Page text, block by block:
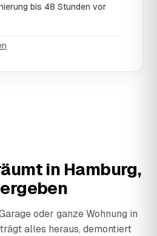
bis 48 Stunden vor
in Hamburg,
oder ganze Wohnung in
alles heraus, demontiert